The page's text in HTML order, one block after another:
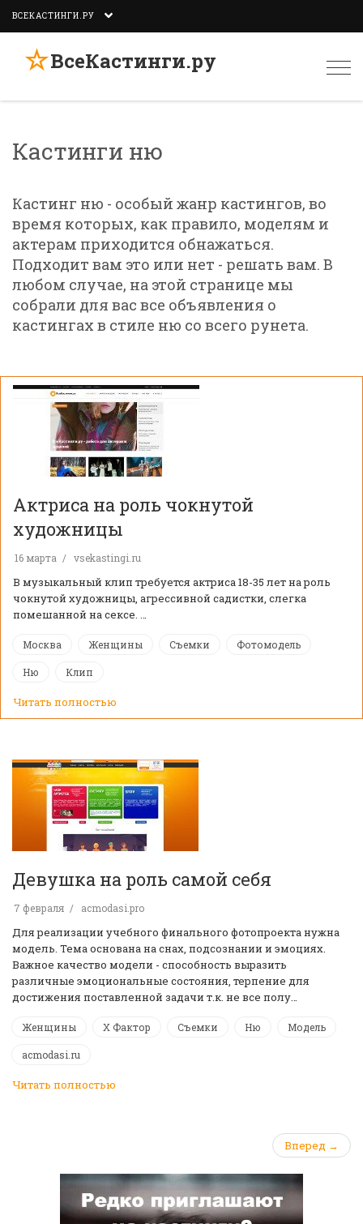
ВСЕКАСТИНГИ.РУ
☆ВсеКастинги.ру
Кастинги ню
Кастинг ню - особый жанр кастингов, во
время которых, как правило, моделям и
актерам приходится обнажаться.
Подходит вам это или нет - решать вам. В
любом случае, на этой странице мы
собрали для вас все объявления о
кастингах в стиле ню со всего рунета.
Актриса на роль чокнутой
художницы
16 марта vsekastingi.ru
В музыкальный клип требуется актриса 18-35 лет на роль
чокнутой художницы, агрессивной садистки, слегка
помешанной на сексе. …
Москва Женщины Съемки Фотомодель
Ню Клип
Читать полностью
Девушка на роль самой себя
7 февраля acmodasi.pro
Для реализации учебного финального фотопроекта нужна
модель. Тема основана на снах, подсознании и эмоциях.
Важное качество модели - способность выразить
различные эмоциональные состояния, терпение для
достижения поставленной задачи т.к. не все полу…
Женщины Х Фактор Съемки Ню Модель
acmodasi.ru
Читать полностью
Вперед →